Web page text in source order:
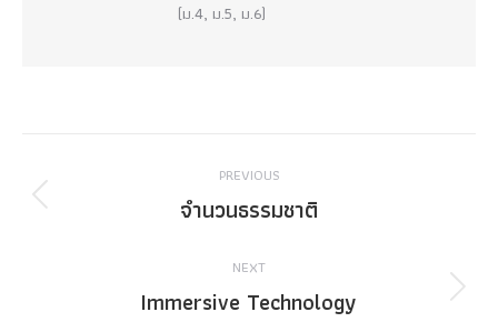
(ม.4, ม.5, ม.6)
navigation
PREVIOUS
Previous
จำนวนธรรมชาติ
NEXT
Next
Immersive Technology